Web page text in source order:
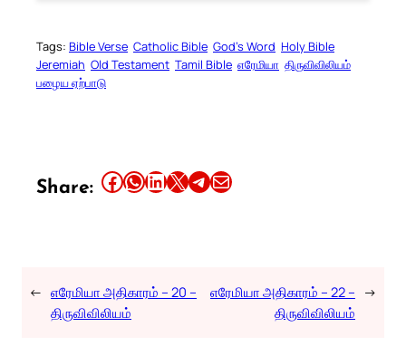
Tags: Bible Verse Catholic Bible God’s Word Holy Bible
Jeremiah Old Testament Tamil Bible எரேமியா திருவிவிலியம்
பழைய ஏற்பாடு
Share: Share this article on Facebook Share this article on WhatsApp Share this article on LinkedIn Share this article on X Share this article on TelegramEmail this Article
← எரேமியா அதிகாரம் – 20 –
திருவிவிலியம்
எரேமியா அதிகாரம் – 22 –
திருவிவிலியம்
→